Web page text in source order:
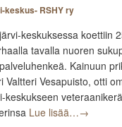
keskus- RSHY ry
keskuksessa koettiin
tavalla nuoren
Kainuun
Valtteri Vesapuisto, otti
keskukseen
Lue lisää…→